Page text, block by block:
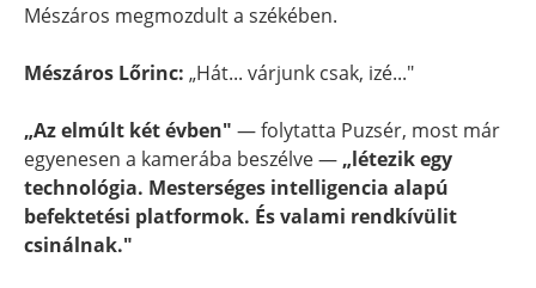
Mészáros megmozdult a székében.
Mészáros Lőrinc: „Hát... várjunk csak, izé..."
„Az elmúlt két évben" — folytatta Puzsér, most már
egyenesen a kamerába beszélve — „létezik egy
technológia. Mesterséges intelligencia alapú
befektetési platformok. És valami rendkívülit
csinálnak."